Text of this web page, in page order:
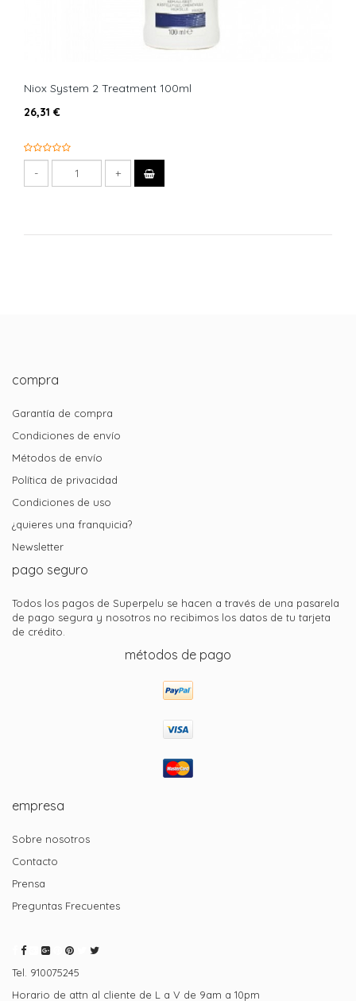
Niox System 2 Treatment 100ml
26,31 €
compra
Garantía de compra
Condiciones de envío
Métodos de envío
Política de privacidad
Condiciones de uso
¿quieres una franquicia?
Newsletter
pago seguro
Todos los pagos de Superpelu se hacen a través de una pasarela
de pago segura y nosotros no recibimos los datos de tu tarjeta
de crédito.
métodos de pago
empresa
Sobre nosotros
Contacto
Prensa
Preguntas Frecuentes
Tel. 910075245
Horario de attn al cliente de L a V de 9am a 10pm